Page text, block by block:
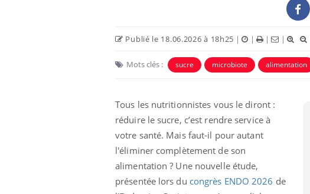
Publié le 18.06.2026 à 18h25 | | | |
Mots clés : sucre microbiote alimentation
Tous les nutritionnistes vous le diront :
réduire le sucre, c’est rendre service à
votre santé. Mais faut-il pour autant
l'éliminer complètement de son
alimentation ? Une nouvelle étude,
présentée lors du congrès ENDO 2026 de
Pourquoi votre ventre
gâche-t-il les premiers
jours de vos vacances ?
Fortes chaleurs :
pourquoi le risque de
noyade grimpe-t-il ?